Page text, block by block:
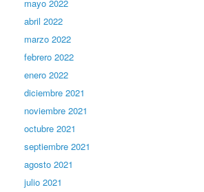
mayo 2022
abril 2022
marzo 2022
febrero 2022
enero 2022
diciembre 2021
noviembre 2021
octubre 2021
septiembre 2021
agosto 2021
julio 2021